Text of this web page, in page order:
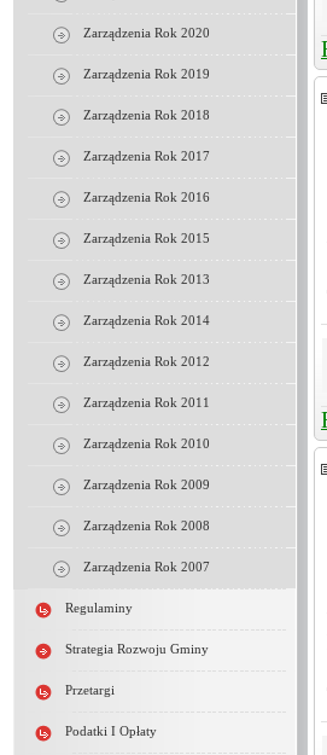
Zarządzenia Rok 2020
Zarządzenia Rok 2019
Zarządzenia Rok 2018
Zarządzenia Rok 2017
Zarządzenia Rok 2016
Zarządzenia Rok 2015
Zarządzenia Rok 2013
Zarządzenia Rok 2014
Zarządzenia Rok 2012
Zarządzenia Rok 2011
Zarządzenia Rok 2010
Zarządzenia Rok 2009
Zarządzenia Rok 2008
Zarządzenia Rok 2007
Regulaminy
Strategia Rozwoju Gminy
Przetargi
Podatki I Opłaty